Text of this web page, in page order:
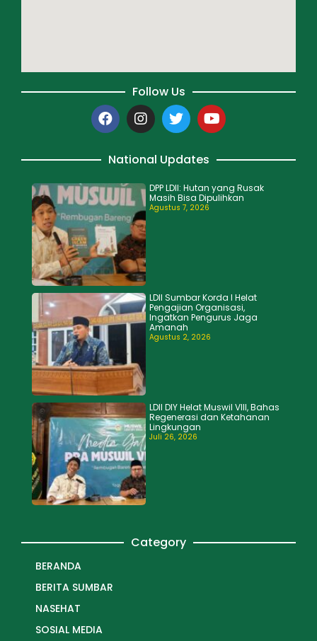
Follow Us
National Updates
DPP LDII: Hutan yang Rusak
Masih Bisa Dipulihkan
Agustus 7, 2026
LDII Sumbar Korda I Helat
Pengajian Organisasi,
Ingatkan Pengurus Jaga
Amanah
Agustus 2, 2026
LDII DIY Helat Muswil VIII, Bahas
Regenerasi dan Ketahanan
Lingkungan
Juli 26, 2026
Category
BERANDA
BERITA SUMBAR
NASEHAT
SOSIAL MEDIA